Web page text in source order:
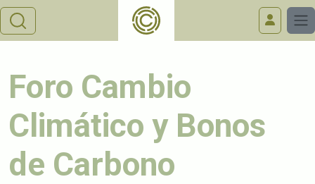
Foro Cambio
Climático y Bonos
de Carbono